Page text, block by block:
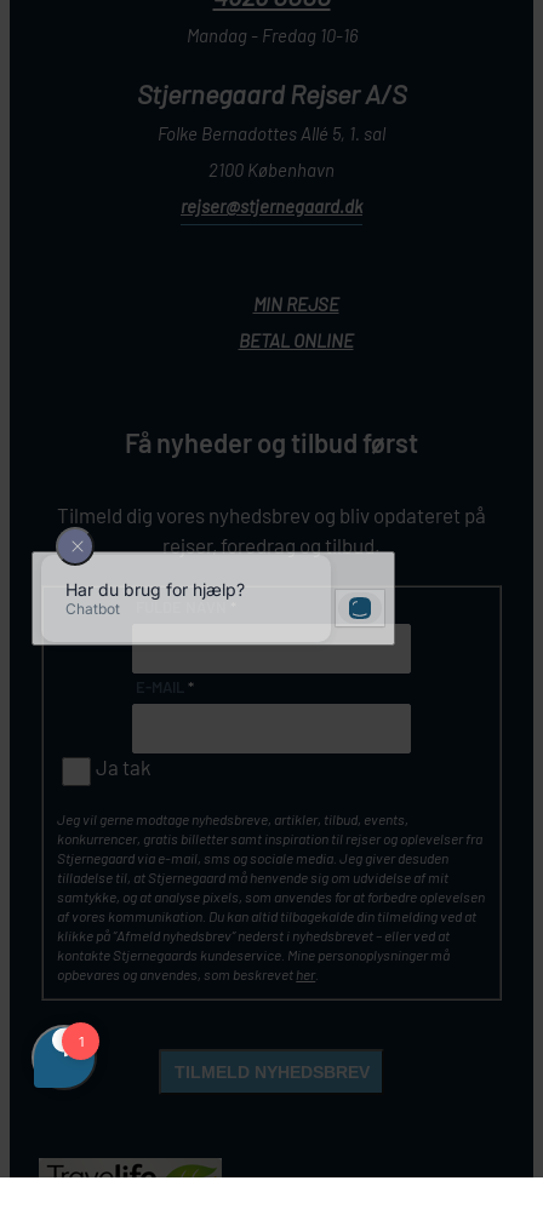
Mandag - Fredag 10-16
Stjernegaard Rejser A/S
Folke Bernadottes Allé 5, 1. sal
2100 København
rejser@stjernegaard.dk
MIN REJSE
BETAL ONLINE
Få nyheder og tilbud først
Tilmeld dig vores nyhedsbrev og bliv opdateret på
rejser, foredrag og tilbud.
*
Ja tak
Jeg vil gerne modtage nyhedsbreve, artikler, tilbud, events,
konkurrencer, gratis billetter samt inspiration til rejser og oplevelser fra
Stjernegaard via e-mail, sms og sociale media. Jeg giver desuden
tilladelse til, at Stjernegaard må henvende sig om udvidelse af mit
samtykke, og at analyse pixels, som anvendes for at forbedre oplevelsen
af vores kommunikation. Du kan altid tilbagekalde din tilmelding ved at
klikke på ”Afmeld nyhedsbrev” nederst i nyhedsbrevet – eller ved at
kontakte Stjernegaards kundeservice. Mine personoplysninger må
opbevares og anvendes, som beskrevet her